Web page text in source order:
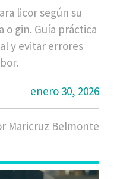
licor según su
gin. Guía práctica
y evitar errores
enero 30, 2026
Maricruz Belmonte